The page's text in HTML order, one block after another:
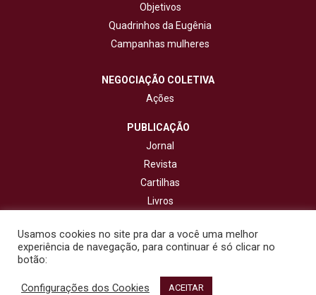
Objetivos
Quadrinhos da Eugênia
Campanhas mulheres
NEGOCIAÇÃO COLETIVA
Ações
PUBLICAÇÃO
Jornal
Revista
Cartilhas
Livros
CONTATO
© 2020 - Fisenge - Federação Interestadual de Sindicatos de
Usamos cookies no site pra dar a você uma melhor
experiência de navegação, para continuar é só clicar no
botão:
Configurações dos Cookies ACEITAR